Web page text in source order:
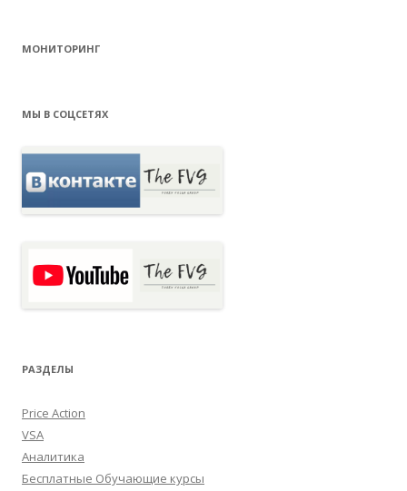
МОНИТОРИНГ
МЫ В СОЦСЕТЯХ
РАЗДЕЛЫ
Price Action
VSA
Аналитика
Бесплатные Обучающие курсы